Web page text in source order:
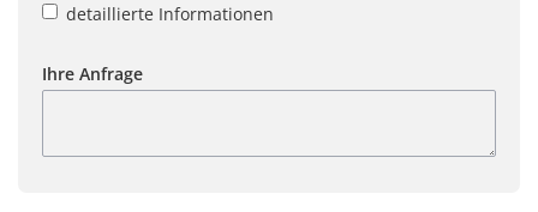
detaillierte Informationen
Ihre Anfrage